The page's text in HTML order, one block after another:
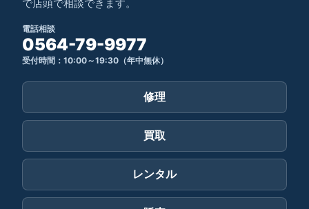
で店頭で相談できます。
電話相談
0564-79-9977
受付時間：10:00～19:30（年中無休）
修理
買取
レンタル